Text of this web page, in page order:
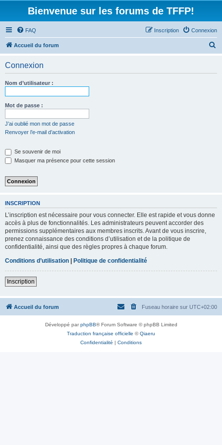
Bienvenue sur les forums de TFFP!
FAQ Connexion
Inscription
Accueil du forum
Connexion
Nom d’utilisateur :
Mot de passe :
J’ai oublié mon mot de passe
Renvoyer l’e-mail d’activation
Se souvenir de moi
Masquer ma présence pour cette session
INSCRIPTION
L’inscription est nécessaire pour vous connecter. Elle est rapide et vous donne
accès à plus de fonctionnalités. Les administrateurs peuvent accorder des
permissions supplémentaires aux membres inscrits. Avant de vous inscrire,
prenez connaissance des conditions d’utilisation et de la politique de
confidentialité, ainsi que des règles propres à chaque forum.
Conditions d’utilisation | Politique de confidentialité
Inscription
Accueil du forum Fuseau horaire sur UTC+02:00
Développé parphpBB® Forum Software © phpBB Limited
Traduction française officielle ©Qiaeru
Confidentialité | Conditions